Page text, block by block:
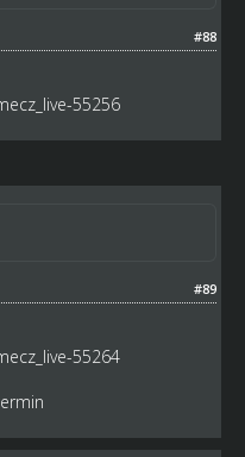
#88
55256
#89
55264